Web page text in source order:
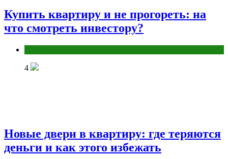
Купить квартиру и не прогореть: на
что смотреть инвестору?
4
Новые двери в квартиру: где теряются
деньги и как этого избежать